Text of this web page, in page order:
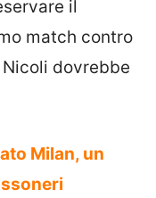
il
match contro
dovrebbe
Milan, un